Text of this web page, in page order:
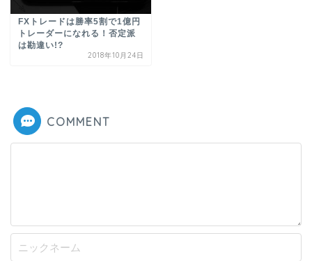
FXトレードは勝率5割で1億円
トレーダーになれる！否定派
は勘違い!?
2018年10月24日
COMMENT